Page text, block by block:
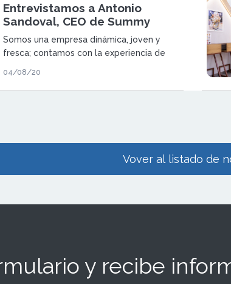
Entrevistamos a Antonio
Sandoval, CEO de Summy
Somos una empresa dinámica, joven y
fresca; contamos con la experiencia de
sector del yogurt-helado, por lo que
04/08/20
Vover al listado de
y recibe